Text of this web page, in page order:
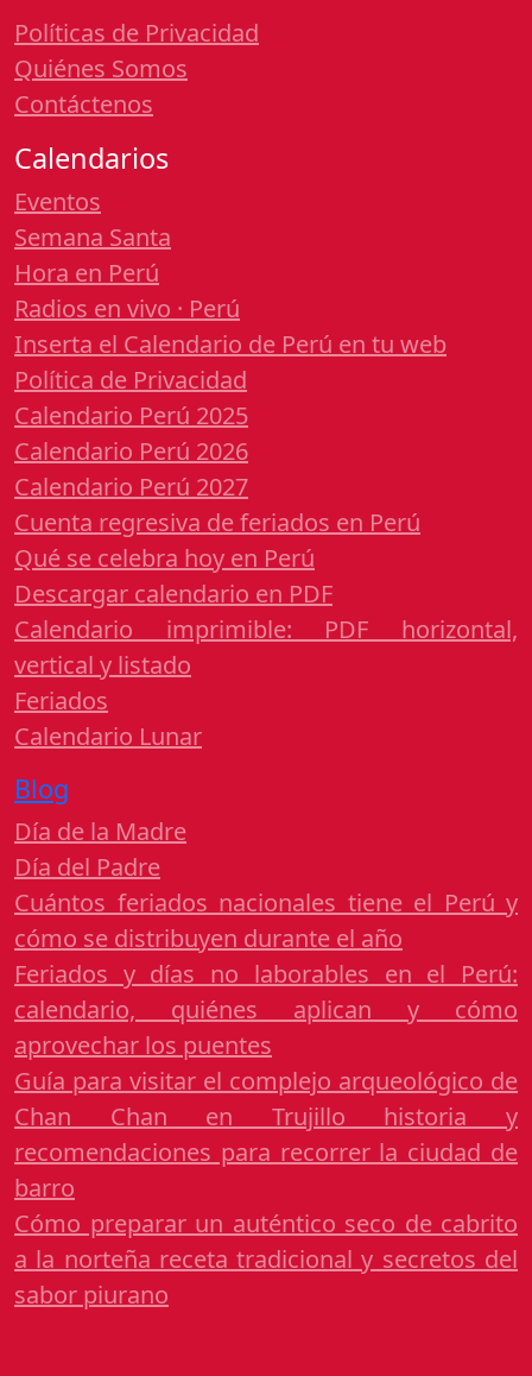
Políticas de Privacidad
Quiénes Somos
Contáctenos
Calendarios
Eventos
Semana Santa
Hora en Perú
Radios en vivo · Perú
Inserta el Calendario de Perú en tu web
Política de Privacidad
Calendario Perú 2025
Calendario Perú 2026
Calendario Perú 2027
Cuenta regresiva de feriados en Perú
Qué se celebra hoy en Perú
Descargar calendario en PDF
Calendario imprimible: PDF horizontal,
vertical y listado
Feriados
Calendario Lunar
Blog
Día de la Madre
Día del Padre
Cuántos feriados nacionales tiene el Perú y
cómo se distribuyen durante el año
Feriados y días no laborables en el Perú:
calendario, quiénes aplican y cómo
aprovechar los puentes
Guía para visitar el complejo arqueológico de
Chan Chan en Trujillo historia y
recomendaciones para recorrer la ciudad de
barro
Cómo preparar un auténtico seco de cabrito
a la norteña receta tradicional y secretos del
sabor piurano